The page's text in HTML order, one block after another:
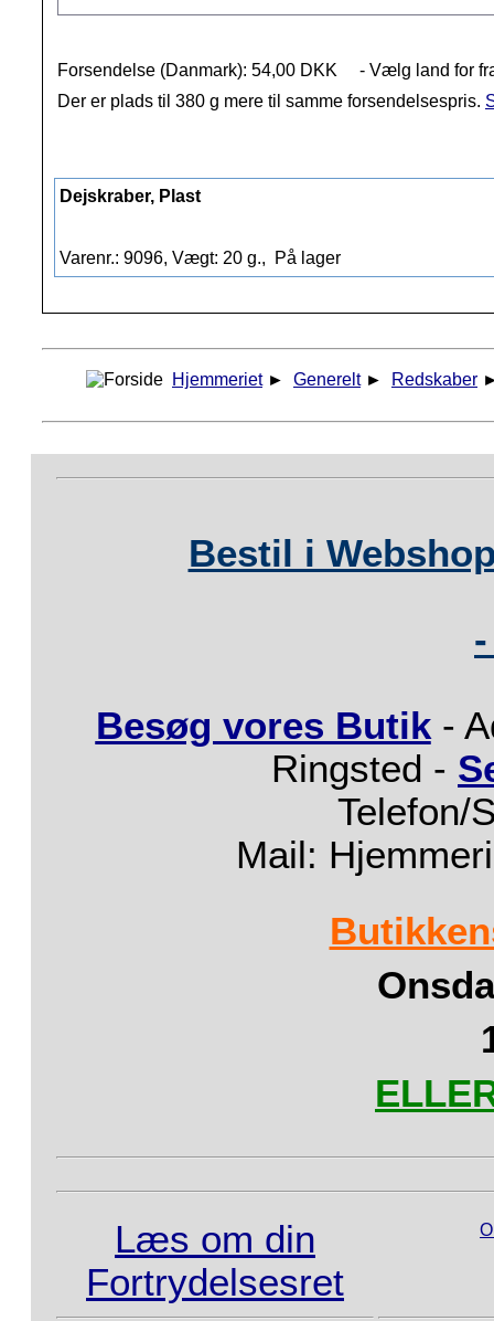
Forsendelse (Danmark): 54,00 DKK
- Vælg land for
Der er plads til 380 g mere til samme forsendelsespris.
Dejskraber, Plast
Varenr.: 9096, Vægt: 20 g., På lager
Hjemmeriet ► Generelt ► Redskaber
Bestil i
Besøg vores Butik-
Ringsted -
Telefon/
Mail:
Læs om din
Fortrydelsesret